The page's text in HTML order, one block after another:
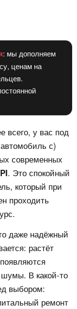
: мы дополняем
ценам на
всего, у вас под
с)
современных
. Это спокойный
который при
проходить
даже надёжный
растёт
В какой‑то
выбором:
ремонт